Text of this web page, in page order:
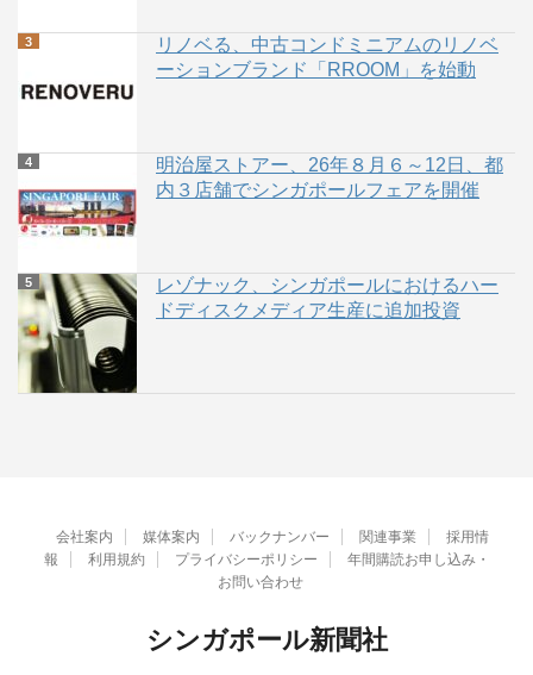
リノベる、中古コンドミニアムのリノベ
ーションブランド「RROOM」を始動
明治屋ストアー、26年８月６～12日、都
内３店舗でシンガポールフェアを開催
レゾナック、シンガポールにおけるハー
ドディスクメディア生産に追加投資
会社案内 媒体案内 バックナンバー 関連事業
採用情
報
利用規約 プライバシーポリシー
年間購読お申し込み・
お問い合わせ
シンガポール新聞社